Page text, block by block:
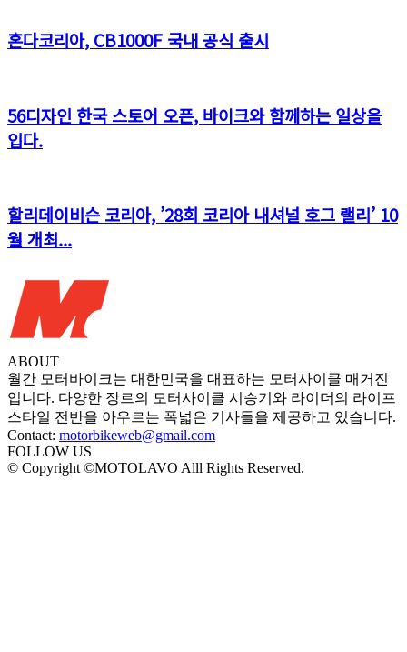
혼다코리아, CB1000F 국내 공식 출시
56디자인 한국 스토어 오픈, 바이크와 함께하는 일상을
입다.
할리데이비슨 코리아, ’28회 코리아 내셔널 호그 랠리’ 10
월 개최...
ABOUT
월간 모터바이크는 대한민국을 대표하는 모터사이클 매거진
입니다. 다양한 장르의 모터사이클 시승기와 라이더의 라이프
스타일 전반을 아우르는 폭넓은 기사들을 제공하고 있습니다.
Contact: motorbikeweb@gmail.com
FOLLOW US
© Copyright ©MOTOLAVO Alll Rights Reserved.